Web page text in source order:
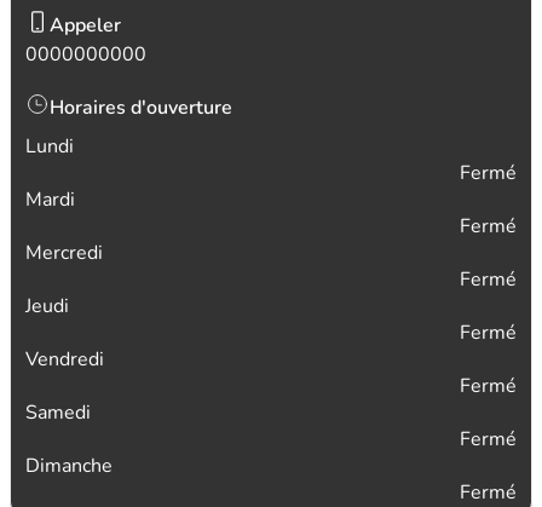
Appeler
0000000000
Horaires d'ouverture
Lundi
Fermé
Mardi
Fermé
Mercredi
Fermé
Jeudi
Fermé
Vendredi
Fermé
Samedi
Fermé
Dimanche
Fermé